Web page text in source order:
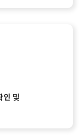
인 및